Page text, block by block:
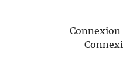
Connexion